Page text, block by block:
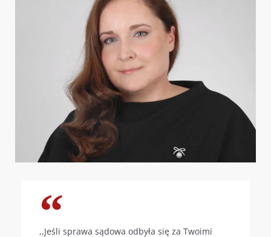
,,Jeśli sprawa sądowa odbyła się za Twoimi